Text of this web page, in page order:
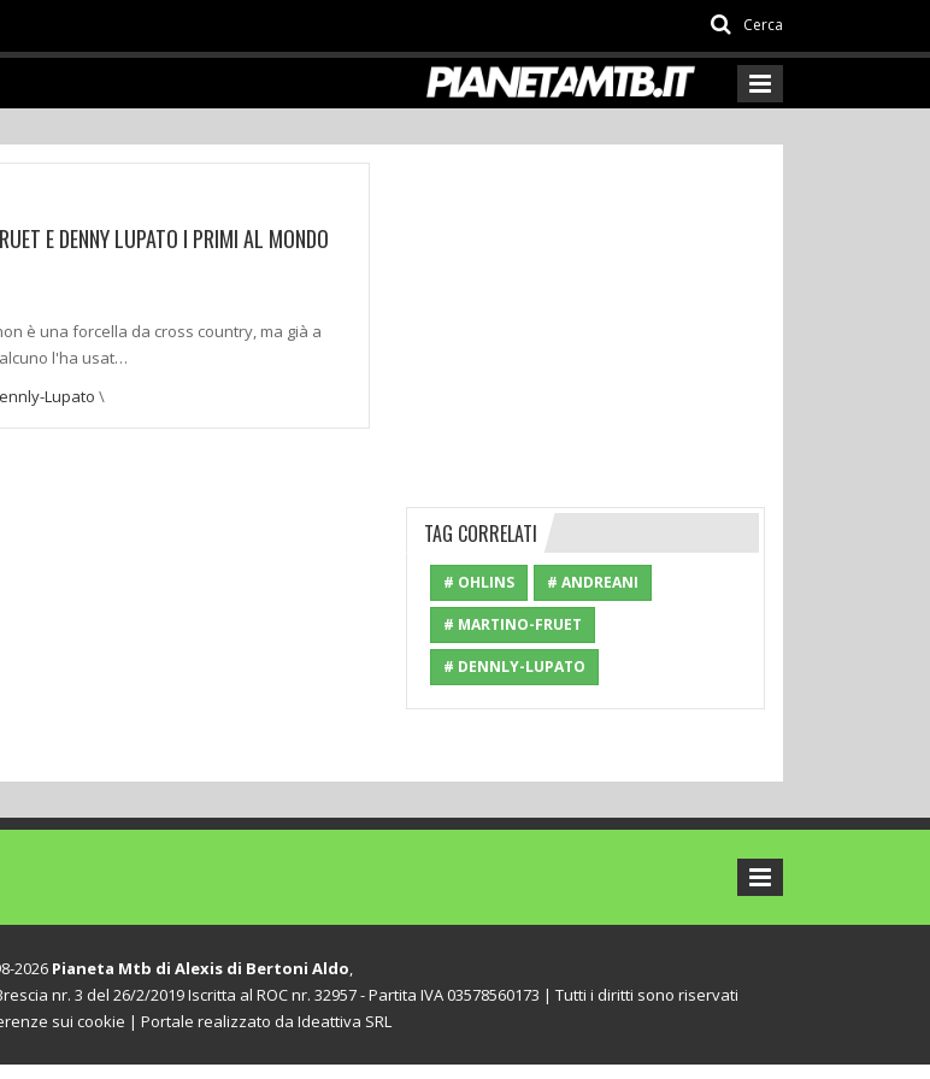
Cerca
E DENNY LUPATO I PRIMI AL MONDO
è una forcella da cross country, ma già a
l'ha usat…
Lupato \
TAG CORRELATI
# OHLINS # ANDREANI
# MARTINO-FRUET
# DENNLY-LUPATO
2026 Pianeta Mtb di Alexis di Bertoni Aldo
nr. 3 del 26/2/2019 Iscritta al ROC nr. 32957 - Partita IVA 03578560173 | Tutti i diritti sono riservati
sui cookie | Portale realizzato da Ideattiva SRL